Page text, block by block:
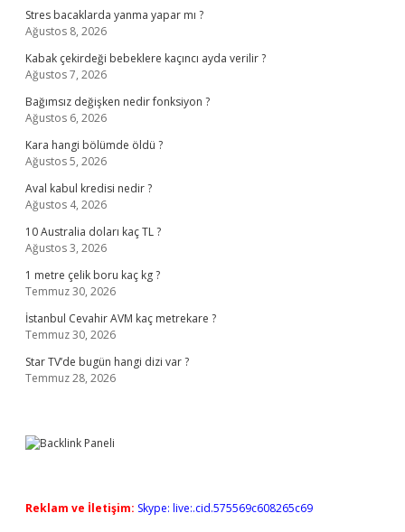
Stres bacaklarda yanma yapar mı ?
Ağustos 8, 2026
Kabak çekirdeği bebeklere kaçıncı ayda verilir ?
Ağustos 7, 2026
Bağımsız değişken nedir fonksiyon ?
Ağustos 6, 2026
Kara hangi bölümde öldü ?
Ağustos 5, 2026
Aval kabul kredisi nedir ?
Ağustos 4, 2026
10 Australia doları kaç TL ?
Ağustos 3, 2026
1 metre çelik boru kaç kg ?
Temmuz 30, 2026
İstanbul Cevahir AVM kaç metrekare ?
Temmuz 30, 2026
Star TV’de bugün hangi dizi var ?
Temmuz 28, 2026
Reklam ve İletişim: Skype: live:.cid.575569c608265c69